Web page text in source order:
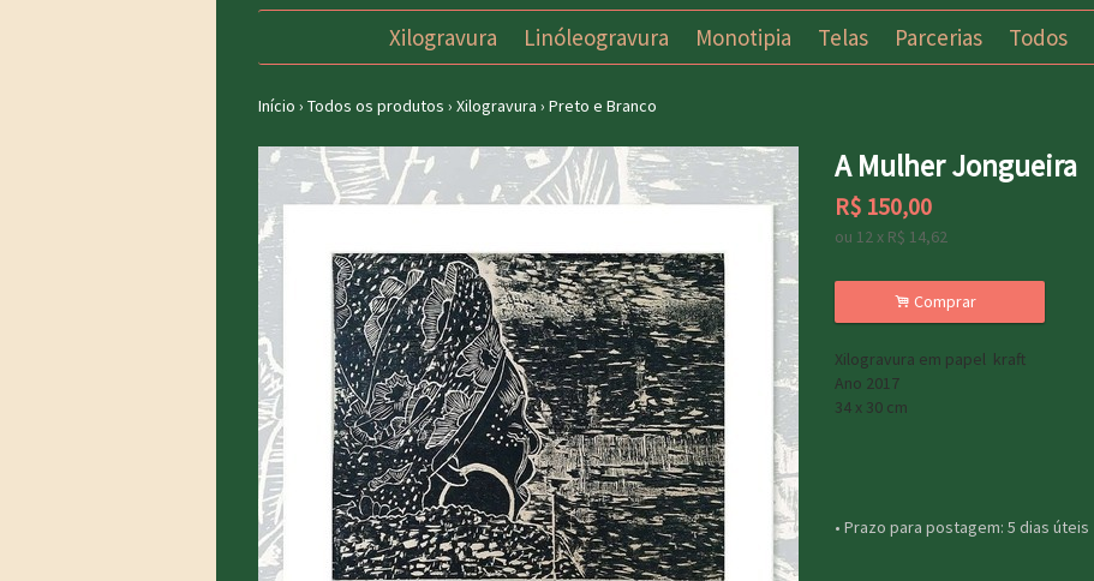
Xilogravura Linóleogravura Monotipia Telas Parcerias Todos
Início › Todos os produtos › Xilogravura › Preto e Branco
A Mulher Jongueira
R$ 150,00
ou 12x R$ 14,62
. Comprar
Xilogravura em papel  kraft
Ano 2017
34 x 30 cm
• Prazo para postagem: 5 dias úteis